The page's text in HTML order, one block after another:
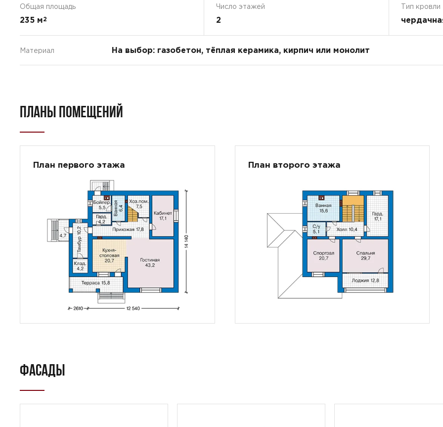
Общая площадь
235 м2
Число этажей
2
Тип кровли
Материал На выбор: газобетон, тёплая керамика, кирпич или монолит
ПЛАНЫ ПОМЕЩЕНИЙ
План первого этажа План второго этажа
ФАСАДЫ